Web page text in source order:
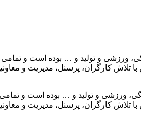
آموزشی، فرهنگی، ورزشی و تولید و … بوده است و
تلاش کارگران، پرسنل، مدیریت و
آموزشی، فرهنگی، ورزشی و تولید و … بوده است
تلاش کارگران، پرسنل، مدیریت و